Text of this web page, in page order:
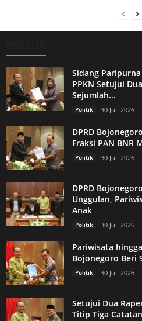
Sidang
PPKN Setujui
Sejumlah...
Politik 30 Juli 2026
DPRD
Fraksi PAN BNR
Politik 30 Juli 2026
DPRD
Unggulan,
Anak
Politik 30 Juli 2026
Pariwisata
Bojonegoro Beri
Politik 30 Juli 2026
Setujui Dua
Titip Tiga